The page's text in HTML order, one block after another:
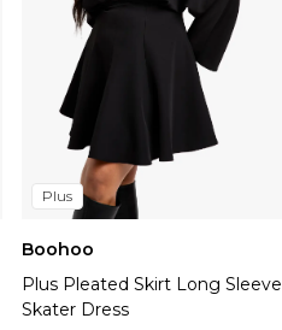
Plus
Boohoo
Plus Pleated Skirt Long Sleeve
Skater Dress